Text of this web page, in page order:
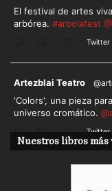
El festival de artes
arbórea. #arbolafest
Twitter
Artezblai Teatro
'Colors', una pieza
universo cromático.
Twitter
Nuestros libros más